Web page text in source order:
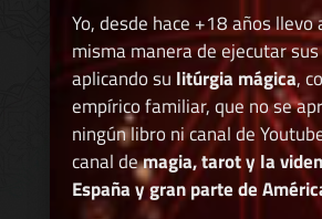
Yo, desde hace +18 años llevo
misma manera de ejecutar
aplicando su litúrgia mágica,
empírico familiar, que no se
ningún libro ni canal de
canal demagia, tarot y la
España y gran parte de